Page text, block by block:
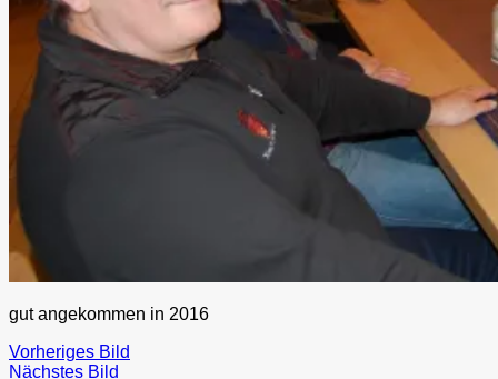
gut angekommen in 2016
Vorheriges Bild
Nächstes Bild